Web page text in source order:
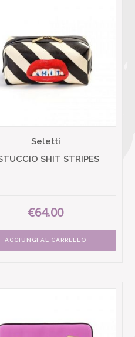
Seletti
SHIT STRIPES
€64.00
AGGIUNGI AL CARRELLO